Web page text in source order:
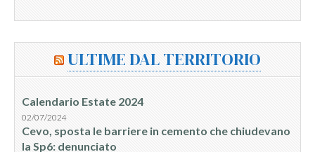
ULTIME DAL TERRITORIO
Calendario Estate 2024
02/07/2024
Cevo, sposta le barriere in cemento che chiudevano
la Sp6: denunciato